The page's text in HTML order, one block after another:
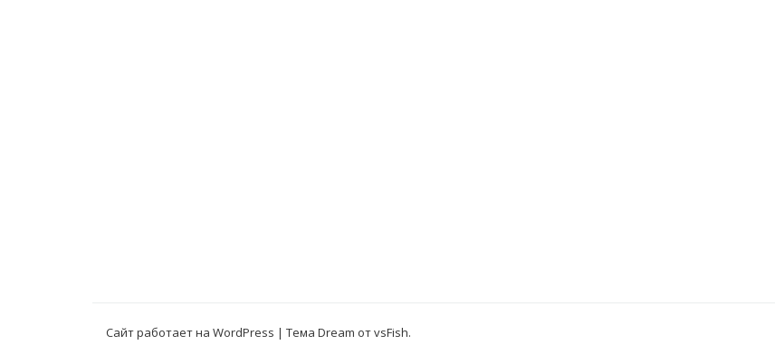
Сайт работает на WordPress | Тема Dream отvsFish.